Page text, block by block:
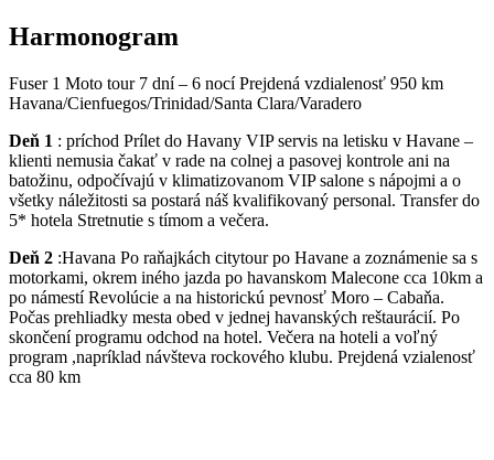
Harmonogram
Fuser 1 Moto tour 7 dní – 6 nocí Prejdená vzdialenosť 950 km
Havana/Cienfuegos/Trinidad/Santa Clara/Varadero
Deň 1 : príchod Prílet do Havany VIP servis na letisku v Havane –
klienti nemusia čakať v rade na colnej a pasovej kontrole ani na
batožinu, odpočívajú v klimatizovanom VIP salone s nápojmi a o
všetky náležitosti sa postará náš kvalifikovaný personal. Transfer do
5* hotela Stretnutie s tímom a večera.
Deň 2 :Havana Po raňajkách citytour po Havane a zoznámenie sa s
motorkami, okrem iného jazda po havanskom Malecone cca 10km a
po námestí Revolúcie a na historickú pevnosť Moro – Cabaňa.
Počas prehliadky mesta obed v jednej havanských reštaurácií. Po
skončení programu odchod na hotel. Večera na hoteli a voľný
program ,napríklad návšteva rockového klubu. Prejdená vzialenosť
cca 80 km